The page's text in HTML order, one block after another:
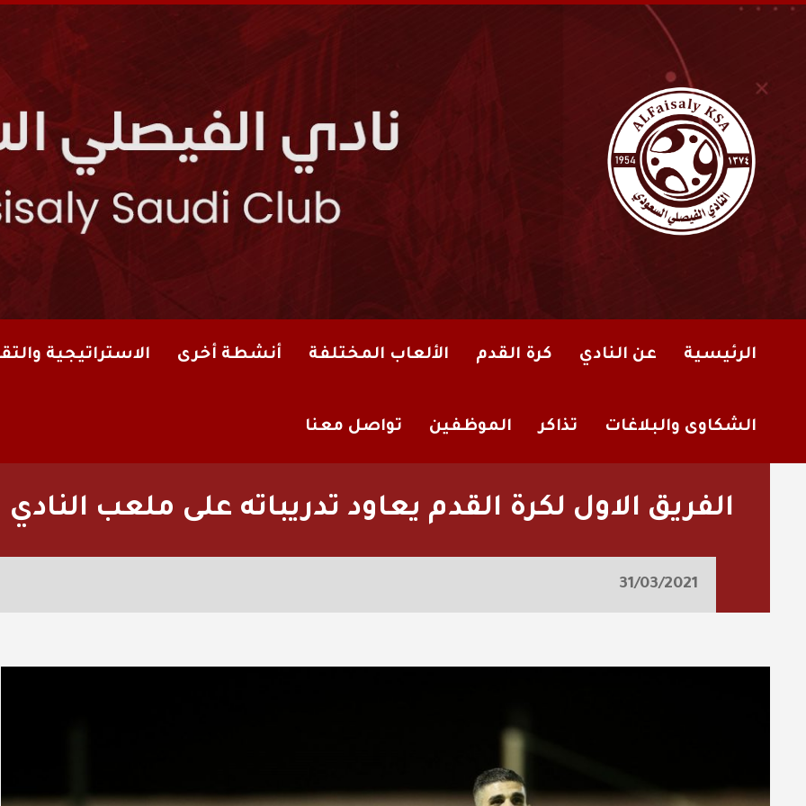
الرئيسية عن النادي كرة القدم الألعاب المختلفة أنشطة أخرى الاستراتيجية
الشكاوى والبلاغات تذاكر الموظفين تواصل معنا
الفريق الاول لكرة القدم يعاود تدريباته على ملعب النادي
31/03/2021